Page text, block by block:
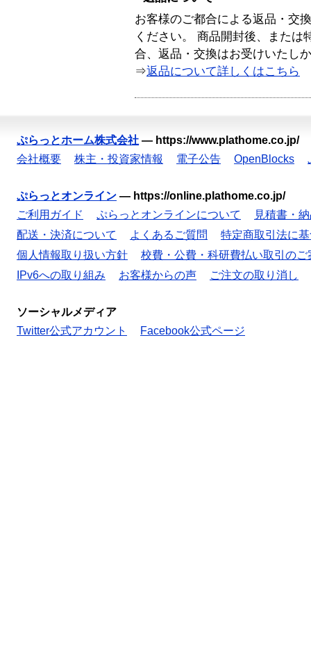
お客様のご都合による返品・交
ください。 商品開封後、または
合、返品・交換はお受けいたし
⇒返品について詳しくはこちら
ぷらっとホーム株式会社 — https://www.plathome.co.jp/
会社概要
株主・投資家情報 電子公告 OpenBlocks
ぷらっとオンライン — https://online.plathome.co.jp/
ご利用ガイド
ぷらっとオンラインについて
見積書・
配送・決済について
よくあるご質問
特定商取引法に
個人情報取り扱い方針
校費・公費・科研費払い取引のご
IPv6への取り組み
お客様からの声 ご注文の取り消し
ソーシャルメディア
Twitter公式アカウント
Facebook公式ページ